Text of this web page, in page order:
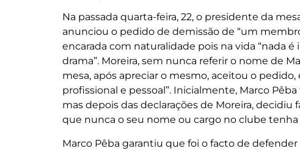
Na passada quarta-feira, 22, o presidente da
anunciou o pedido de demissão de “um
encarada com naturalidade pois na vida “nada
drama”. Moreira, sem nunca referir o nome de
mesa, após apreciar o mesmo, aceitou o
profissional e pessoal”. Inicialmente, Marco
mas depois das declarações de Moreira,
que nunca o seu nome ou cargo no clube tenha
Marco Pêba garantiu que foi o facto de